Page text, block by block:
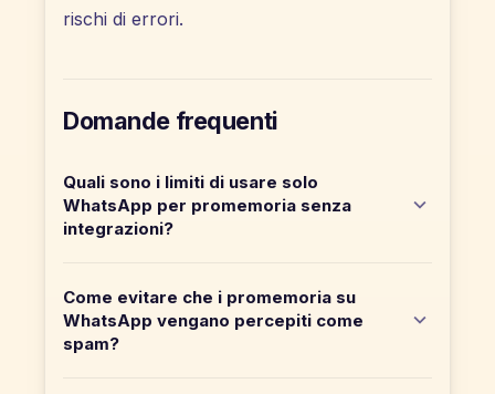
rischi di errori.
Domande frequenti
Quali sono i limiti di usare solo
WhatsApp per promemoria senza
integrazioni?
Come evitare che i promemoria su
WhatsApp vengano percepiti come
spam?